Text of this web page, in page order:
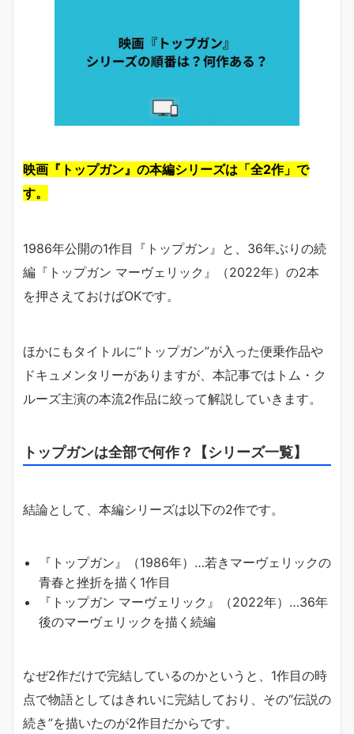
映画『トップガン』の本編シリーズは「全2作」で
す。
1986年公開の1作目『トップガン』と、36年ぶりの続
編『トップガン マーヴェリック』（2022年）の2本
を押さえておけばOKです。
ほかにもタイトルに“トップガン”が入った便乗作品や
ドキュメンタリーがありますが、本記事ではトム・ク
ルーズ主演の本流2作品に絞って解説していきます。
トップガンは全部で何作？【シリーズ一覧】
結論として、本編シリーズは以下の2作です。
『トップガン』（1986年）…若きマーヴェリックの
青春と挫折を描く1作目
『トップガン マーヴェリック』（2022年）…36年
後のマーヴェリックを描く続編
なぜ2作だけで完結しているのかというと、1作目の時
点で物語としてはきれいに完結しており、その“伝説の
続き”を描いたのが2作目だからです。